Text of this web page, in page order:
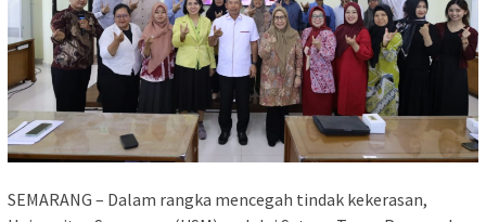
SEMARANG – Dalam rangka mencegah tindak kekerasan,